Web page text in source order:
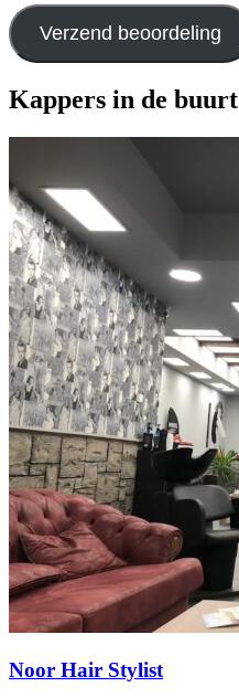
Verzend beoordeling
Kappers in de buurt
Noor Hair Stylist